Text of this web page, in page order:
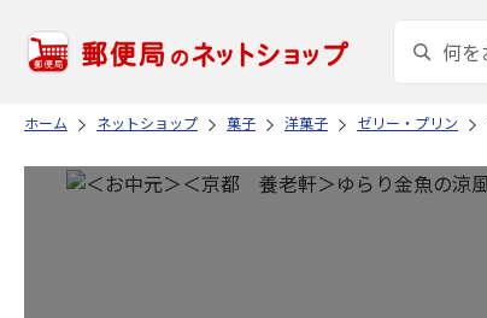
ホーム ネットショップ 菓子 洋菓子 ゼリー・プリン